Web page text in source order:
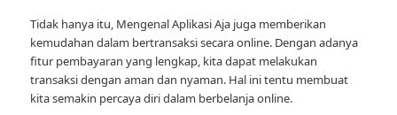
Tidak hanya itu, Mengenal Aplikasi Aja juga memberikan
kemudahan dalam bertransaksi secara online. Dengan adanya
fitur pembayaran yang lengkap, kita dapat melakukan
transaksi dengan aman dan nyaman. Hal ini tentu membuat
kita semakin percaya diri dalam berbelanja online.